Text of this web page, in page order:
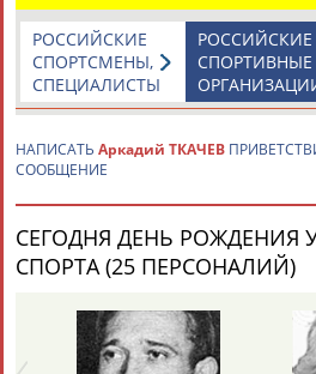
Каримжан
Аделя
АБДУЛАЕВ
АБДУЛАЕВ
РОССИЙСКИЕ
СПОРТИВНЫЕ
РОССИЙСКИЕ
СПОРТСМЕНЫ,
СПЕЦИАЛИСТЫ
НАПИСАТЬ Аркадий ТКАЧЕВ
СООБЩЕНИЕ
СЕГОДНЯ ДЕНЬ РОЖДЕНИЯ
СПОРТА (25 ПЕРСОНАЛИЙ)